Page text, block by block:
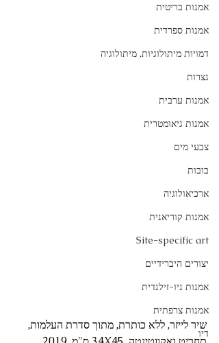
אמנות בריטית
אמנות ספרדית
דמויות מיתולוגיות, מיתולוגיה
נצרות
אמנות ערבית
אמנות גיאומטרית
צבעי מים
בובות
ארכיאולוגיה
אמנות קוריאנית
Site-specific art
יצורים היברידיים
אמנות ניו-זילנדית
אמנות צרפתית
דיו
שיר לייזר, ללא כותרת, מתוך סדרת העלמות,